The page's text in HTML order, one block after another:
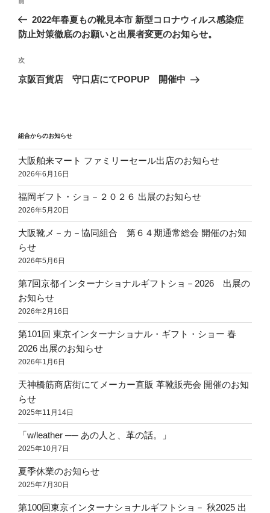
ナ
ゲ
ー
の
投
2022年春夏もの靴見本市 新型コロナウィルス感染症
防止対策徹底のお願いと出展者変更のお知らせ。
次
の
次
京阪百貨店 守口店にてPOPUP 開催中
組合からのお知らせ
大阪舶来マート ファミリーセール出店のお知らせ
2026年6月16日
福岡ギフト・ショ－２０２６ 出展のお知らせ
2026年5月20日
大阪靴メ－カ－協同組合 第６４期通常総会 開催のお知
らせ
2026年5月6日
第7回京都インターナショナルギフトショ－2026 出展の
お知らせ
2026年2月16日
第101回 東京インターナショナル・ギフト・ショー 春
2026 出展のお知らせ
2026年1月6日
天神橋筋商店街にてメーカー直販 革靴販売会 開催のお知
らせ
2025年11月14日
「w/leather ── あの人と、革の話。」
2025年10月7日
夏季休業のお知らせ
2025年7月30日
第100回東京インターナショナルギフトショ－ 秋2025 出